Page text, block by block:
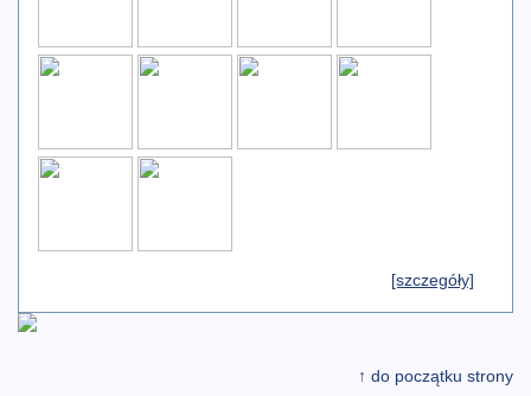
[szczegóły]
↑ do początku strony